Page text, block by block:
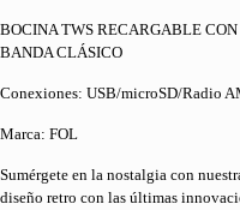
BOCINA TWS RECARGABLE
BANDA CLÁSICO
Conexiones: USB/microSD/Radio
Marca: FOL
Sumérgete en la nostalgia con
diseño retro con las últimas